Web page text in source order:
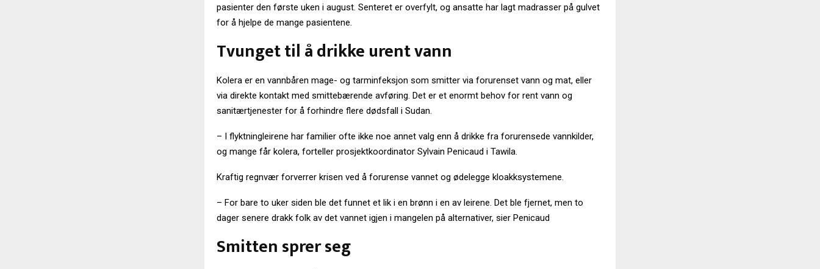
pasienter den første uken i august. Senteret er overfylt, og ansatte har lagt madrasser på gulvet
for å hjelpe de mange pasientene.
Tvunget til å drikke urent vann
Kolera er en vannbåren mage- og tarminfeksjon som smitter via forurenset vann og mat, eller
via direkte kontakt med smittebærende avføring. Det er et enormt behov for rent vann og
sanitærtjenester for å forhindre flere dødsfall i Sudan.
– I flyktningleirene har familier ofte ikke noe annet valg enn å drikke fra forurensede vannkilder,
og mange får kolera, forteller prosjektkoordinator Sylvain Penicaud i Tawila.
Kraftig regnvær forverrer krisen ved å forurense vannet og ødelegge kloakksystemene.
– For bare to uker siden ble det funnet et lik i en brønn i en av leirene. Det ble fjernet, men to
dager senere drakk folk av det vannet igjen i mangelen på alternativer, sier Penicaud
Smitten sprer seg